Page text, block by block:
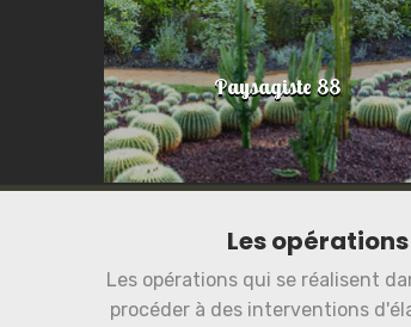
Paysagiste 88
Les
Les opérations qui se réalisent
procéder à des interventions